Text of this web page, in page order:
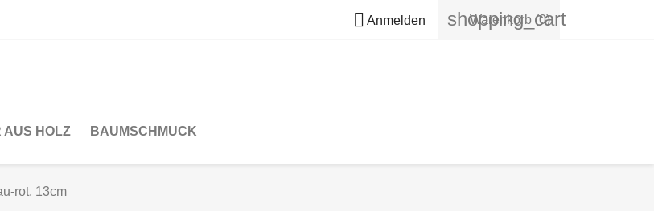
 Anmelden shopping_cart
Warenkorb (0)
AUS HOLZ BAUMSCHMUCK
rot, 13cm